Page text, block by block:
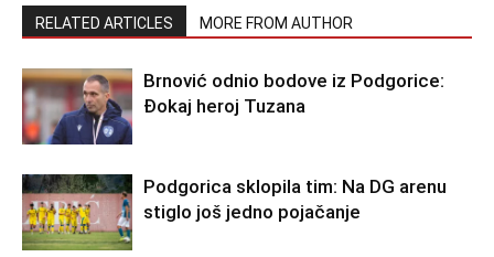
RELATED ARTICLES MORE FROM AUTHOR
Brnović odnio bodove iz Podgorice:
Đokaj heroj Tuzana
Podgorica sklopila tim: Na DG arenu
stiglo još jedno pojačanje